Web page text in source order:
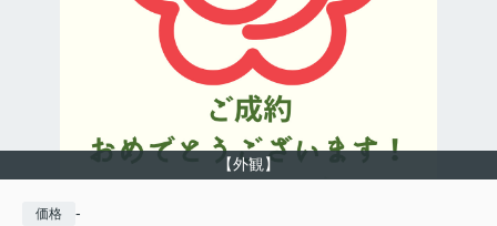
【外観】
価格 -